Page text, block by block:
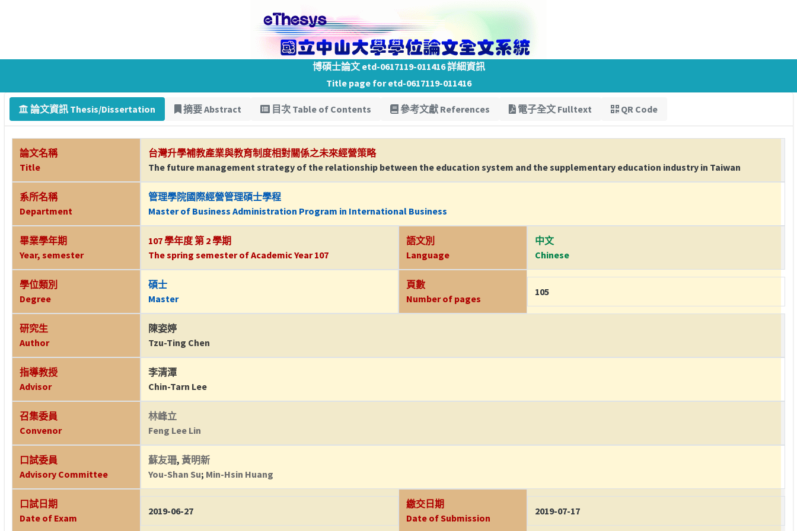
博碩士論文 etd-0617119-011416 詳細資訊
Title page for etd-0617119-011416
論文資訊 Thesis/Dissertation 摘要 Abstract 目次 Table of Contents 參考文獻 References 電子全文 Fulltext QR Code
論文名稱
Title
台灣升學補教產業與教育制度相對關係之未來經營策略
The future management strategy of the relationship between the education system and the supplementary education industry in Taiwan
系所名稱
Department
管理學院國際經營管理碩士學程
Master of Business Administration Program in International Business
畢業學年期
Year, semester
107 學年度 第 2 學期
The spring semester of Academic Year 107
語文別
Language
中文
Chinese
學位類別
Degree
碩士
Master
頁數
Number of pages
105
研究生
Author
陳姿婷
Tzu-Ting Chen
指導教授
Advisor
李清潭
Chin-Tarn Lee
召集委員
Convenor
林峰立
Feng Lee Lin
口試委員
Advisory Committee
蘇友珊,黃明新
You-Shan Su; Min-Hsin Huang
口試日期
Date of Exam
2019-06-27
繳交日期
Date of Submission
2019-07-17